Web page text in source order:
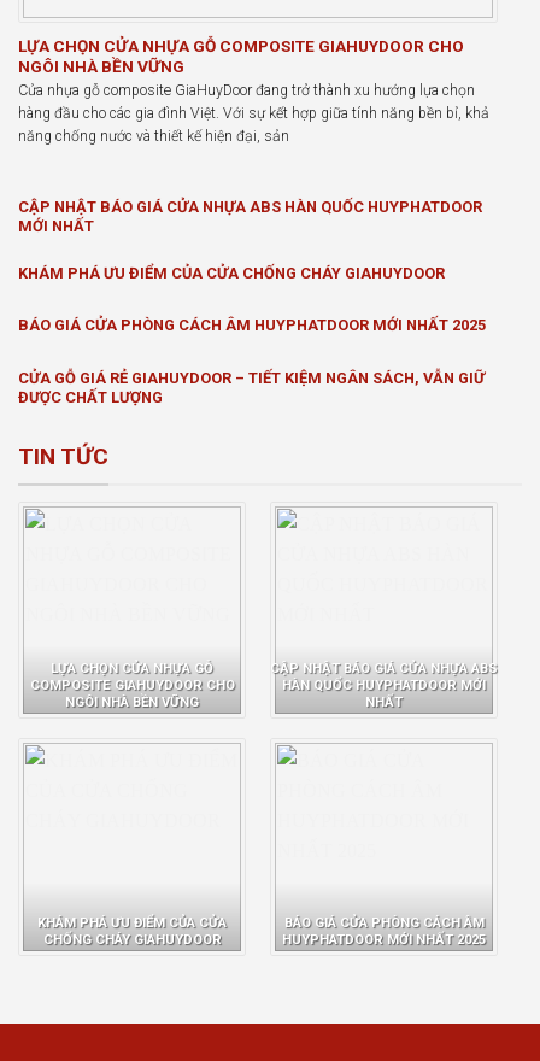
LỰA CHỌN CỬA NHỰA GỖ COMPOSITE GIAHUYDOOR CHO
NGÔI NHÀ BỀN VỮNG
Cửa nhựa gỗ composite GiaHuyDoor đang trở thành xu hướng lựa chọn
hàng đầu cho các gia đình Việt. Với sự kết hợp giữa tính năng bền bỉ, khả
năng chống nước và thiết kế hiện đại, sản
CẬP NHẬT BÁO GIÁ CỬA NHỰA ABS HÀN QUỐC HUYPHATDOOR
MỚI NHẤT
KHÁM PHÁ ƯU ĐIỂM CỦA CỬA CHỐNG CHÁY GIAHUYDOOR
BÁO GIÁ CỬA PHÒNG CÁCH ÂM HUYPHATDOOR MỚI NHẤT 2025
CỬA GỖ GIÁ RẺ GIAHUYDOOR – TIẾT KIỆM NGÂN SÁCH, VẪN GIỮ
ĐƯỢC CHẤT LƯỢNG
TIN TỨC
LỰA CHỌN CỬA NHỰA GỖ
COMPOSITE GIAHUYDOOR CHO
NGÔI NHÀ BỀN VỮNG
CẬP NHẬT BÁO GIÁ CỬA NHỰA ABS
HÀN QUỐC HUYPHATDOOR MỚI
NHẤT
KHÁM PHÁ ƯU ĐIỂM CỦA CỬA
CHỐNG CHÁY GIAHUYDOOR
BÁO GIÁ CỬA PHÒNG CÁCH ÂM
HUYPHATDOOR MỚI NHẤT 2025